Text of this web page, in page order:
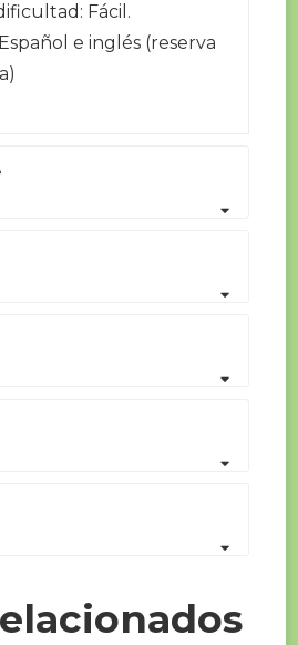
Fácil.
e inglés (reserva